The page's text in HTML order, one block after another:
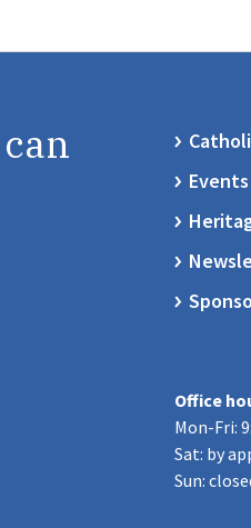
Events
Office
Mon-Fri:
Sat: by
Sun: